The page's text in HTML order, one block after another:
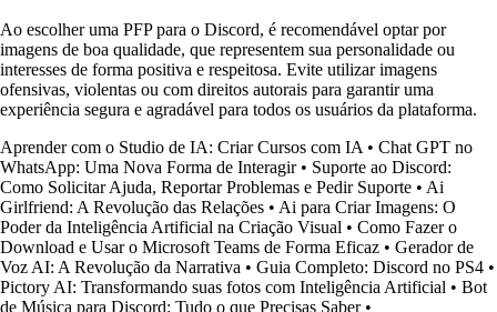
Ao escolher uma PFP para o Discord, é recomendável optar por
imagens de boa qualidade, que representem sua personalidade ou
interesses de forma positiva e respeitosa. Evite utilizar imagens
ofensivas, violentas ou com direitos autorais para garantir uma
experiência segura e agradável para todos os usuários da plataforma.
Aprender com o Studio de IA: Criar Cursos com IA • Chat GPT no
WhatsApp: Uma Nova Forma de Interagir• Suporte ao Discord:
Como Solicitar Ajuda, Reportar Problemas e Pedir Suporte • Ai
Girlfriend: A Revolução das Relações • Ai para Criar Imagens: O
Poder da Inteligência Artificial na Criação Visual • Como Fazer o
Download e Usar o Microsoft Teams de Forma Eficaz • Gerador de
Voz AI: A Revolução da Narrativa • Guia Completo: Discord no PS4 •
Pictory AI: Transformando suas fotos com Inteligência Artificial • Bot
de Música para Discord: Tudo o que Precisas Saber•